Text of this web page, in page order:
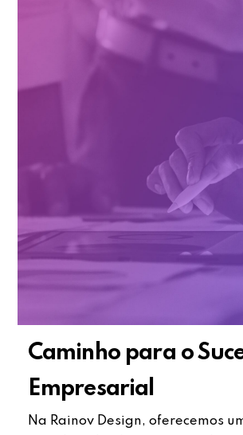
Caminho para o
Empresarial
Na Rainov Design, oferecemos